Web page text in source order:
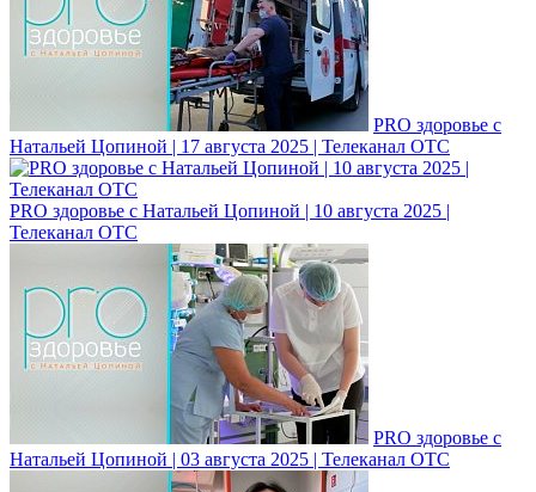
PRO здоровье с
Натальей Цопиной | 17 августа 2025 | Телеканал ОТС
PRO здоровье с Натальей Цопиной | 10 августа 2025 |
Телеканал ОТС
PRO здоровье с
Натальей Цопиной | 03 августа 2025 | Телеканал ОТС